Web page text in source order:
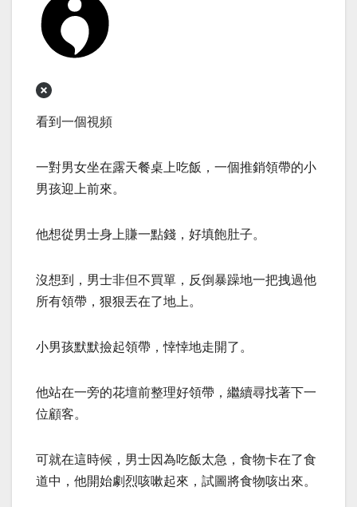
看到一個視頻
一對男女坐在露天餐桌上吃飯，一個推銷領帶的小
男孩迎上前來。
他想從男士身上賺一點錢，好填飽肚子。
沒想到，男士非但不買單，反倒暴躁地一把拽過他
所有領帶，狠狠丟在了地上。
小男孩默默撿起領帶，悻悻地走開了。
他站在一旁的花壇前整理好領帶，繼續尋找著下一
位顧客。
可就在這時候，男士因為吃飯太急，食物卡在了食
道中，他開始劇烈咳嗽起來，試圖將食物咳出來。